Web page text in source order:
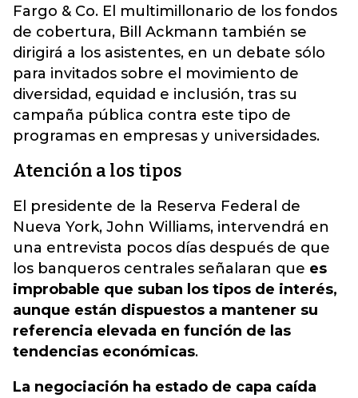
Fargo & Co. El multimillonario de los fondos
de cobertura, Bill Ackmann también se
dirigirá a los asistentes, en un debate sólo
para invitados sobre el movimiento de
diversidad, equidad e inclusión, tras su
campaña pública contra este tipo de
programas en empresas y universidades.
Atención a los tipos
El presidente de la Reserva Federal de
Nueva York, John Williams, intervendrá en
una entrevista pocos días después de que
los banqueros centrales señalaran que es
improbable que suban los tipos de interés,
aunque están dispuestos a mantener su
referencia elevada en función de las
tendencias económicas.
La negociación ha estado de capa caída